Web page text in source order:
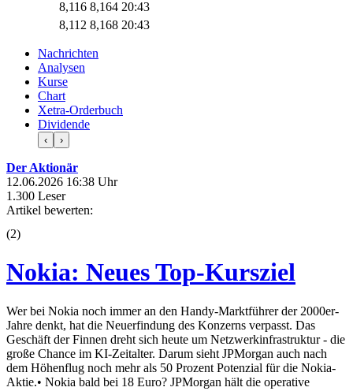
8,116 8,164 20:43
8,112 8,168 20:43
Nachrichten
Analysen
Kurse
Chart
Xetra-Orderbuch
Dividende
‹ ›
Der Aktionär
12.06.2026 16:38 Uhr
1.300 Leser
Artikel bewerten:
(2)
Nokia: Neues Top-Kursziel
Wer bei Nokia noch immer an den Handy-Marktführer der 2000er-
Jahre denkt, hat die Neuerfindung des Konzerns verpasst. Das
Geschäft der Finnen dreht sich heute um Netzwerkinfrastruktur - die
große Chance im KI-Zeitalter. Darum sieht JPMorgan auch nach
dem Höhenflug noch mehr als 50 Prozent Potenzial für die Nokia-
Aktie.• Nokia bald bei 18 Euro? JPMorgan hält die operative